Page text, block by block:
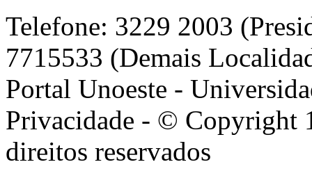
Telefone: 3229 2003
7715533 (Demais
Portal Unoeste -
Privacidade - © Copyright
direitos reservados